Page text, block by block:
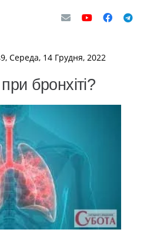
Середа, 14 Грудня, 2022
бронхіті?